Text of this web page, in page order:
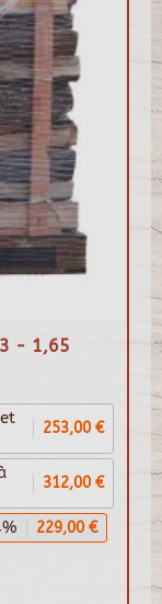
- 1,65
253,00 €
312,00 €
229,00 €